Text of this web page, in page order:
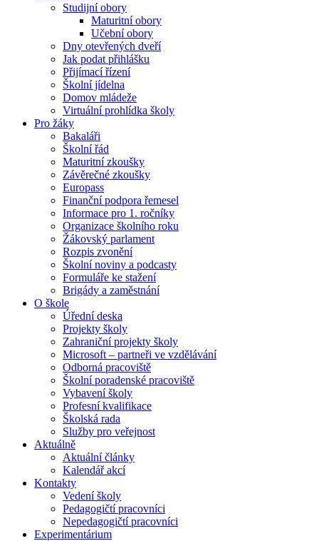
Studijní obory
Maturitní obory
Učební obory
Dny otevřených dveří
Jak podat přihlášku
Přijímací řízení
Školní jídelna
Domov mládeže
Virtuální prohlídka školy
Pro žáky
Bakaláři
Školní řád
Maturitní zkoušky
Závěrečné zkoušky
Europass
Finanční podpora řemesel
Informace pro 1. ročníky
Organizace školního roku
Žákovský parlament
Rozpis zvonění
Školní noviny a podcasty
Formuláře ke stažení
Brigády a zaměstnání
O škole
Úřední deska
Projekty školy
Zahraniční projekty školy
Microsoft – partneři ve vzdělávání
Odborná pracoviště
Školní poradenské pracoviště
Vybavení školy
Profesní kvalifikace
Školská rada
Služby pro veřejnost
Aktuálně
Aktuální články
Kalendář akcí
Kontakty
Vedení školy
Pedagogičtí pracovníci
Nepedagogičtí pracovníci
Experimentárium